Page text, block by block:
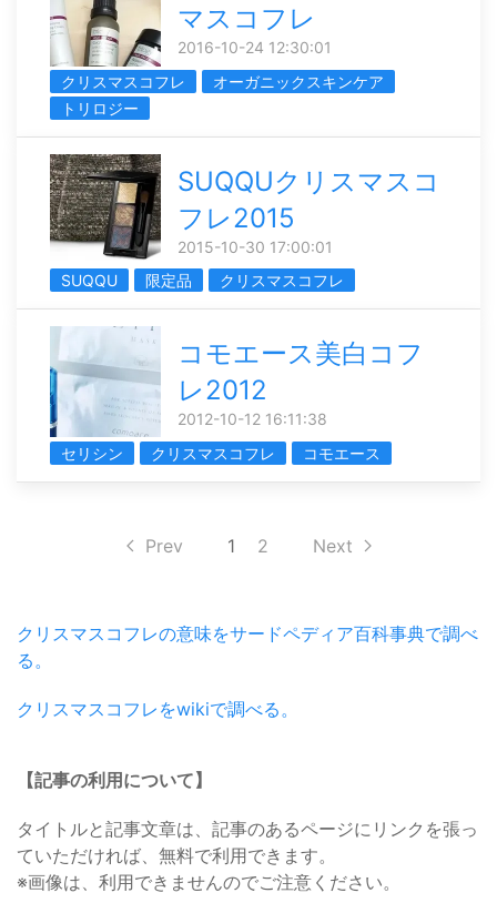
マスコフレ
2016-10-24 12:30:01
クリスマスコフレ
オーガニックスキンケア
トリロジー
SUQQUクリスマスコ
フレ2015
2015-10-30 17:00:01
SUQQU
限定品 クリスマスコフレ
コモエース美白コフ
レ2012
2012-10-12 16:11:38
セリシン
クリスマスコフレ コモエース
Prev 1 2 Next
クリスマスコフレの意味をサードペディア百科事典で調べ
る。
クリスマスコフレをwikiで調べる。
【記事の利用について】
タイトルと記事文章は、記事のあるページにリンクを張っ
ていただければ、無料で利用できます。
※画像は、利用できませんのでご注意ください。